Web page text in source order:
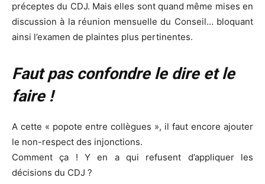
préceptes du CDJ. Mais elles sont quand même mises en
discussion à la réunion mensuelle du Conseil… bloquant
ainsi l’examen de plaintes plus pertinentes.
Faut pas confondre le dire et le
faire !
A cette « popote entre collègues », il faut encore ajouter
le non-respect des injonctions.
Comment ça ! Y en a qui refusent d’appliquer les
décisions du CDJ ?